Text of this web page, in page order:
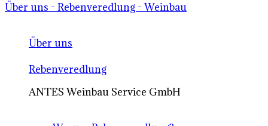
Über uns - Rebenveredlung - Weinbau
Über uns
Rebenveredlung
ANTES Weinbau Service GmbH